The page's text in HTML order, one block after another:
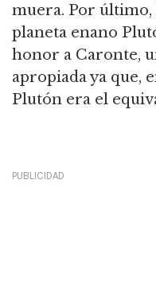
muera. Por último,
planeta enano
honor a Caronte,
apropiada ya que,
Plutón era el
PUBLICIDAD